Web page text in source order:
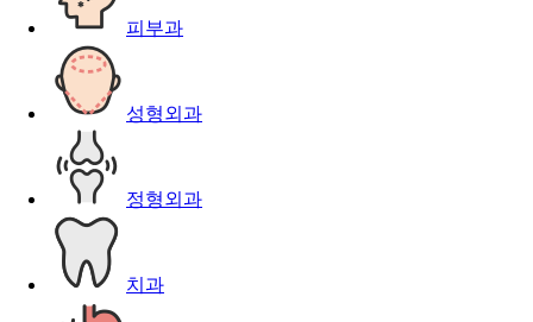
피부과
성형외과
정형외과
치과